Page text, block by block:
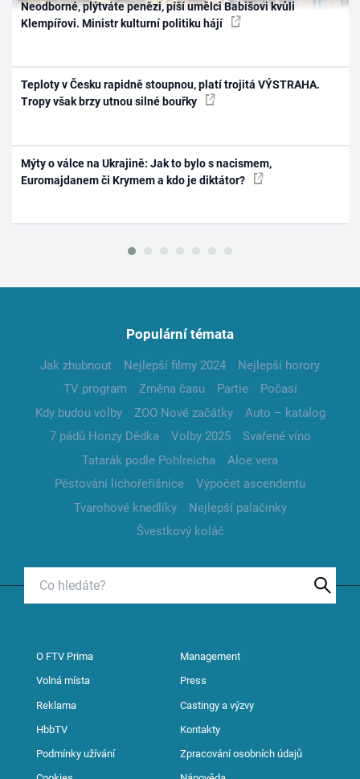
Neodborné, plýtváte penězi, píší umělci Babišovi kvůli
Klempířovi. Ministr kulturní politiku hájí
Teploty v Česku rapidně stoupnou, platí trojitá VÝSTRAHA.
Tropy však brzy utnou silné bouřky
Mýty o válce na Ukrajině: Jak to bylo s nacismem,
Euromajdanem či Krymem a kdo je diktátor?
Populární témata
Jak zhubnout Nejlepší filmy 2024
Nejlepší horory
TV program
Změna času Partie
Počasí
Kdy budou volby
ZOO Nové začátky
Auto – katalog
7 pádů Honzy Dědka
Volby 2025
Svařené víno
Tatarák podle Pohlreicha
Aloe vera
Pěstování lichořeřišnice
Výpočet ascendentu
Tvarohové knedlíky
Nejlepší palačinky
Švestkový koláč
O FTV Prima Management
Volná místa Press
Reklama Castingy a výzvy
HbbTV Kontakty
Podmínky užívání Zpracování osobních údajů